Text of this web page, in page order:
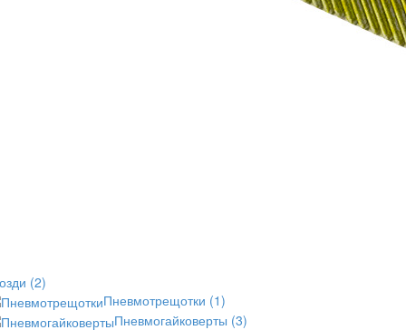
(2)
Пневмотрещотки (1)
Пневмогайковерты (3)